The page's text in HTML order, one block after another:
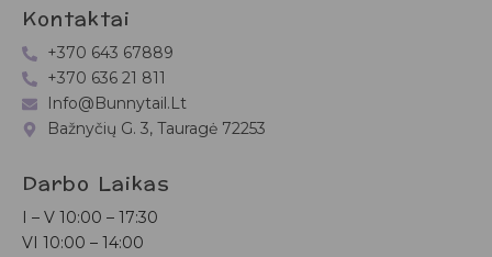
Kontaktai
+370 643 67889
+370 636 21 811
Info@bunnytail.lt
Bažnyčių G. 3, Tauragė 72253
Darbo Laikas
I – V 10:00 – 17:30
VI 10:00 – 14:00